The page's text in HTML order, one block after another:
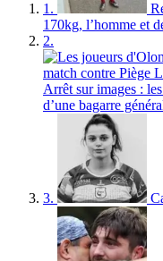
1.
170kg, l’homme et
2.
Arrêt sur images :
d’une bagarre
3.